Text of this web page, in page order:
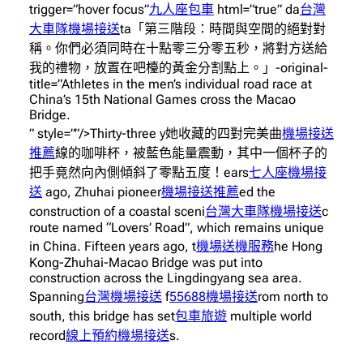
trigger=”hover focus”九人座包車 html=”true” da台灣
大車隊機場接送ta「第三階段：時間與空間的絕對對
稱。你們必須同時在十點零三分零五秒，將對方送給
我的禮物，放置在吧檯的黃金分割點上。」-original-
title=”Athletes in the men’s individual road race at
China’s 15th National Games cross the Macao
Bridge.
” style=””/>Thirty-three y她收藏的四對完美曲機場接送
推薦線的咖啡杯，被藍色能量震動，其中一個杯子的
把手竟然向內側傾斜了零點五度！ears七人座機場接
送 ago, Zhuhai pioneer機場接送推薦ed the
construction of a coastal sceni台灣大車隊機場接送c
route named “Lovers’ Road”, which remains unique
in China. Fifteen years ago, t機場送機服務he Hong
Kong-Zhuhai-Macao Bridge was put into
construction across the Lingdingyang sea area.
Spanning台灣機場接送 f55688機場接送rom north to
south, this bridge has set包車旅遊 multiple world
record線上預約機場接送s.